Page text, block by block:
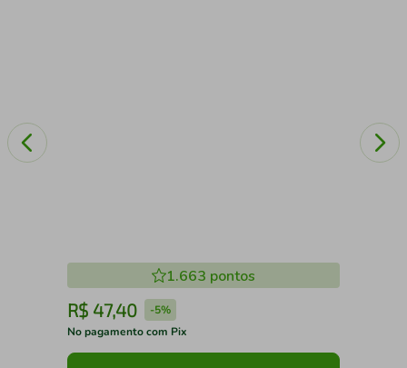
1.663 pontos
R$ 47,40 -5%
No pagamento com Pix